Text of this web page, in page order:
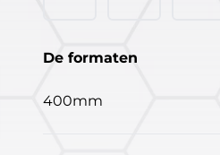
De formaten
400mm